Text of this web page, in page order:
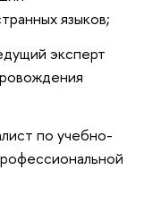
языков;
эксперт
по учебно-